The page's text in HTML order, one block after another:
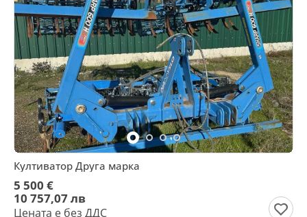
Култиватор Друга марка
5 500 €
10 757,07 лв
Цената е без ДДС